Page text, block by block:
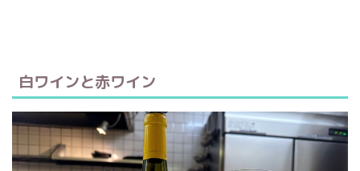
白ワインと赤ワイン